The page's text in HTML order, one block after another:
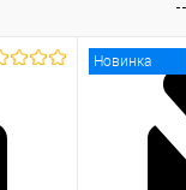
Новинка